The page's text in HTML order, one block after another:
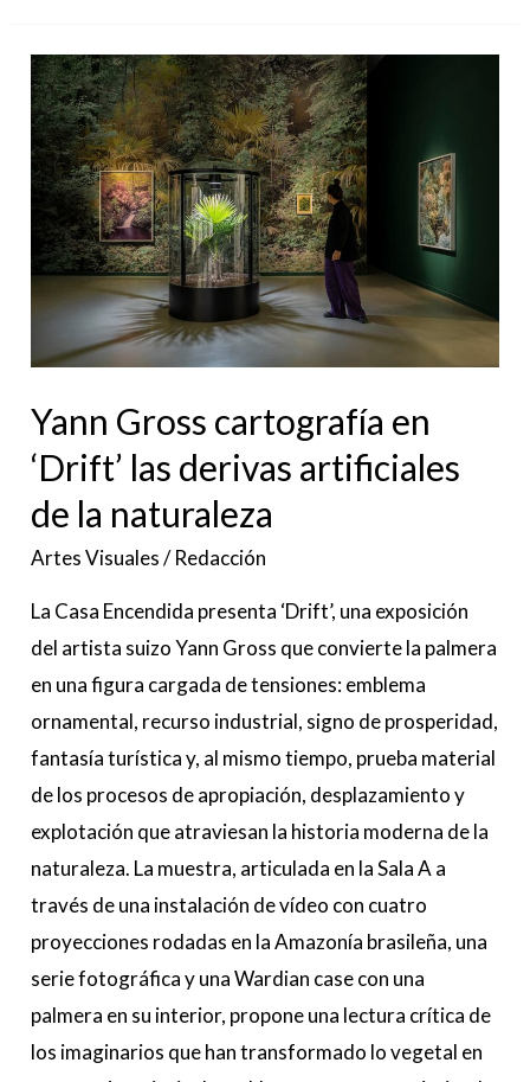
Yann Gross cartografía en
‘Drift’ las derivas artificiales
de la naturaleza
Artes Visuales/Redacción
La Casa Encendida presenta ‘Drift’, una exposición
del artista suizo Yann Gross que convierte la palmera
en una figura cargada de tensiones: emblema
ornamental, recurso industrial, signo de prosperidad,
fantasía turística y, al mismo tiempo, prueba material
de los procesos de apropiación, desplazamiento y
explotación que atraviesan la historia moderna de la
naturaleza. La muestra, articulada en la Sala A a
través de una instalación de vídeo con cuatro
proyecciones rodadas en la Amazonía brasileña, una
serie fotográfica y una Wardian case con una
palmera en su interior, propone una lectura crítica de
los imaginarios que han transformado lo vegetal en
Yann
Gross
cartografía
en
‘Drift’
las
derivas
artificiales
de
la
naturaleza